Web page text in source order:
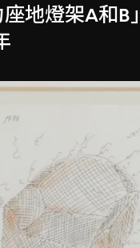
座地燈架A和B